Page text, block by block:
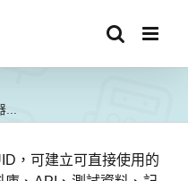
，可建立可直接使用的